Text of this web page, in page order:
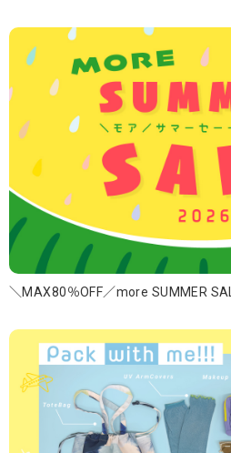
＼MAX80％OFF／more SUMMER